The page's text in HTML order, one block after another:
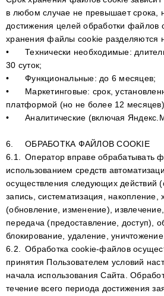
в любом случае не превышает срока,
достижения целей обработки файлов
хранения файлы сookie разделяются
•
Технически необходимые:
30 суток;
•
Функциональные: до 6 месяцев;
•
Маркетинговые: срок,
платформой (но не более 12 месяцев).
•
Аналитические (включая
6.
ОБРАБОТКА ФАЙЛОВ COOKIE
6.1.
Оператор вправе обрабатывать
использованием средств
осуществления следующих действий
запись, систематизация, накопление,
(обновление, изменение), извлечение,
передача (предоставление, доступ),
блокирование, удаление, уничтожение.
6.2.
Обработка сookie-файлов
принятия Пользователем условий
начала использования Сайта.
течение всего периода достижения